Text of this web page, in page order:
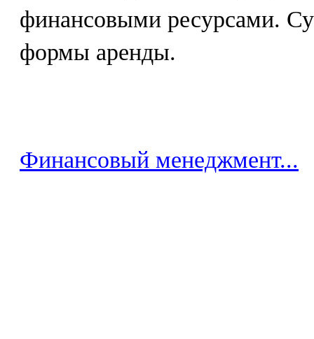
финансовыми ресурсами.
формы аренды.
Финансовый менеджмент...